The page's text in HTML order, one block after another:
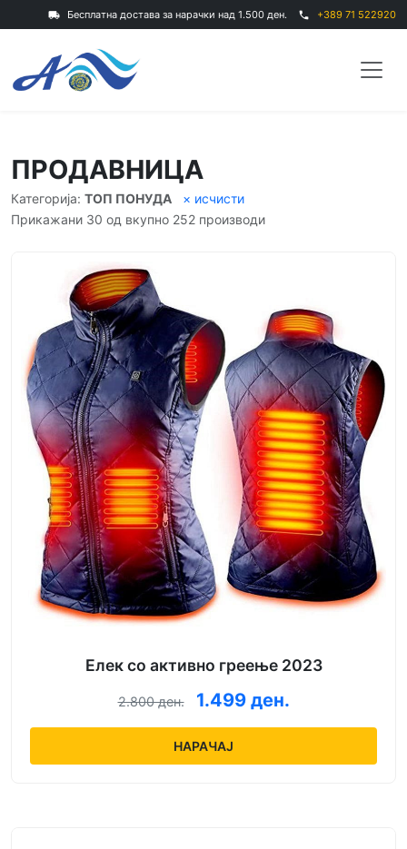
local_shipping Бесплатна достава за нарачки над 1.500 ден. phone +389 71 522920
ПРОДАВНИЦА
Категорија: ТОП ПОНУДА
× исчисти
Прикажани 30 од вкупно 252 производи
Елек со активно греење 2023
2.800 ден. 1.499 ден.
НАРАЧАЈ